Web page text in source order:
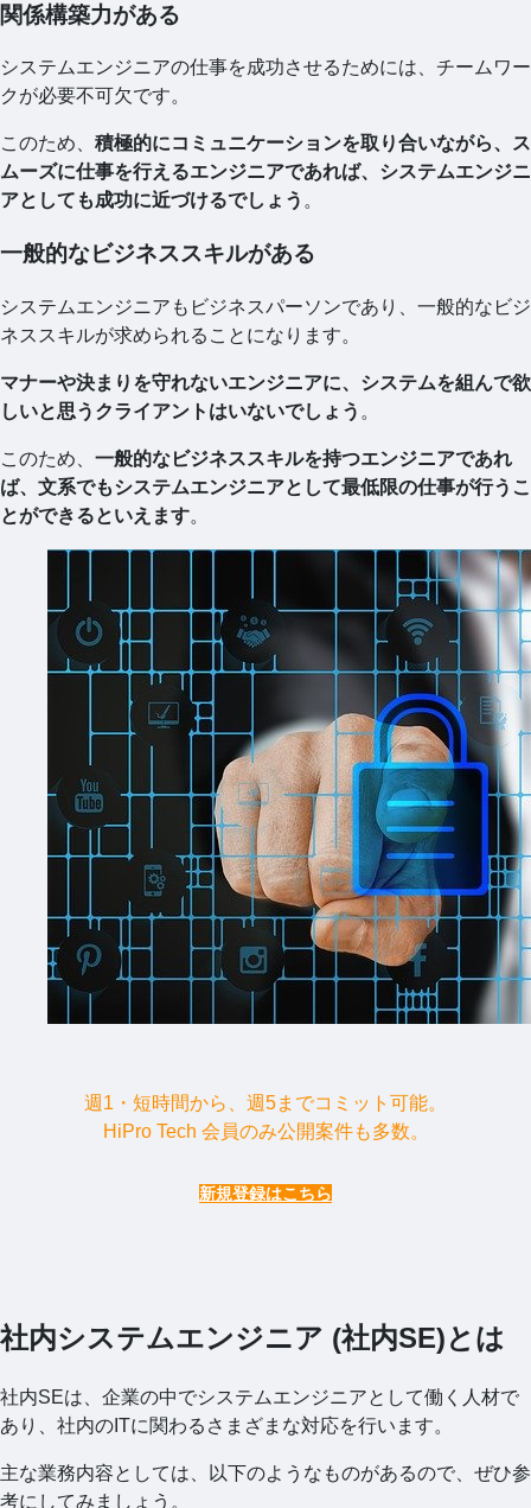
関係構築力がある
システムエンジニアの仕事を成功させるためには、チームワー
クが必要不可欠です。
このため、 積極的にコミュニケーションを取り合いながら、ス
ムーズに仕事を行えるエンジニアであれば、システムエンジニ
アとしても成功に近づけるでしょう 。
一般的なビジネススキルがある
システムエンジニアもビジネスパーソンであり、一般的なビジ
ネススキルが求められることになります。
マナーや決まりを守れないエンジニアに、システムを組んで欲
しいと思うクライアントはいないでしょう 。
このため、 一般的なビジネススキルを持つエンジニアであれ
ば、文系でもシステムエンジニアとして最低限の仕事が行うこ
とができるといえます。
週1・短時間から、週5までコミット可能。
HiPro Tech 会員のみ公開案件も多数。
新規登録はこちら
社内システムエンジニア (社内SE)とは
社内SEは、企業の中でシステムエンジニアとして働く人材で
あり、社内のITに関わるさまざまな対応を行います。
主な業務内容としては、以下のようなものがあるので、ぜひ参
考にしてみましょう。